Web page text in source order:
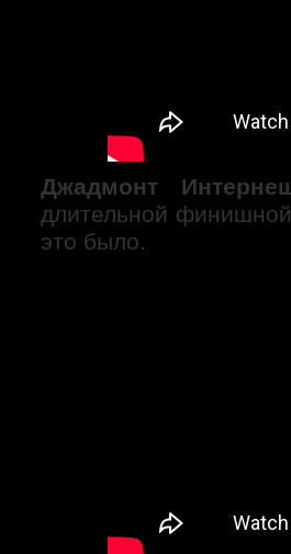
Джадмонт
длительной
это было.